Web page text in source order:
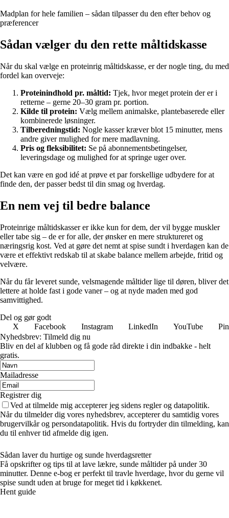
Madplan for hele familien – sådan tilpasser du den efter behov og
præferencer
Sådan vælger du den rette måltidskasse
Når du skal vælge en proteinrig måltidskasse, er der nogle ting, du med
fordel kan overveje:
Proteinindhold pr. måltid: Tjek, hvor meget protein der er i
retterne – gerne 20–30 gram pr. portion.
Kilde til protein: Vælg mellem animalske, plantebaserede eller
kombinerede løsninger.
Tilberedningstid: Nogle kasser kræver blot 15 minutter, mens
andre giver mulighed for mere madlavning.
Pris og fleksibilitet: Se på abonnementsbetingelser,
leveringsdage og mulighed for at springe uger over.
Det kan være en god idé at prøve et par forskellige udbydere for at
finde den, der passer bedst til din smag og hverdag.
En nem vej til bedre balance
Proteinrige måltidskasser er ikke kun for dem, der vil bygge muskler
eller tabe sig – de er for alle, der ønsker en mere struktureret og
næringsrig kost. Ved at gøre det nemt at spise sundt i hverdagen kan de
være et effektivt redskab til at skabe balance mellem arbejde, fritid og
velvære.
Når du får leveret sunde, velsmagende måltider lige til døren, bliver det
lettere at holde fast i gode vaner – og at nyde maden med god
samvittighed.
Del og gør godt
X
Facebook Instagram LinkedIn YouTube
Nyhedsbrev: Tilmeld dig nu
Bliv en del af klubben og få gode råd direkte i din indbakke - helt
gratis.
Mailadresse
Registrer dig
Ved at tilmelde mig accepterer jeg sidens regler og datapolitik.
Når du tilmelder dig vores nyhedsbrev, accepterer du samtidig vores
brugervilkår og persondatapolitik. Hvis du fortryder din tilmelding, kan
du til enhver tid afmelde dig igen.
Sådan laver du hurtige og sunde hverdagsretter
Få opskrifter og tips til at lave lækre, sunde måltider på under 30
minutter. Denne e-bog er perfekt til travle hverdage, hvor du gerne vil
spise sundt uden at bruge for meget tid i køkkenet.
Hent guide